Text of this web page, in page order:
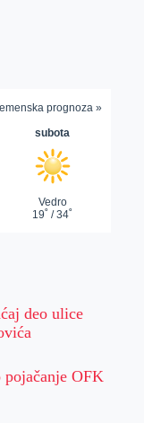
deo ulice
pojačanje OFK